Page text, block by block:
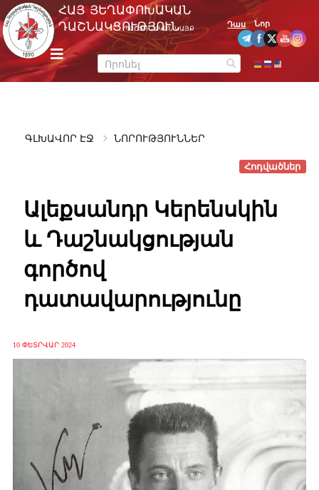
Skip
to
content
m
e
n
u
ՀԱՅ ՅԵՂԱՓՈԽԱԿԱՆ
ԴԱՇՆԱԿՑՈՒԹՅՈՒՆ
ՊԱՇՏՈՆԱԿԱՆ ԿԱՅՔ
Դաս Նոր
ԳԼԽԱՎՈՐ ԷՋ ՆՈՐՈՒԹՅՈՒՆՆԵՐ
Հոդվածներ
Ալեքսանդր Կերենսկին
և Դաշնակցության
գործով
դատավարությունը
10 ՓԵՏՐՎԱՐ 2024